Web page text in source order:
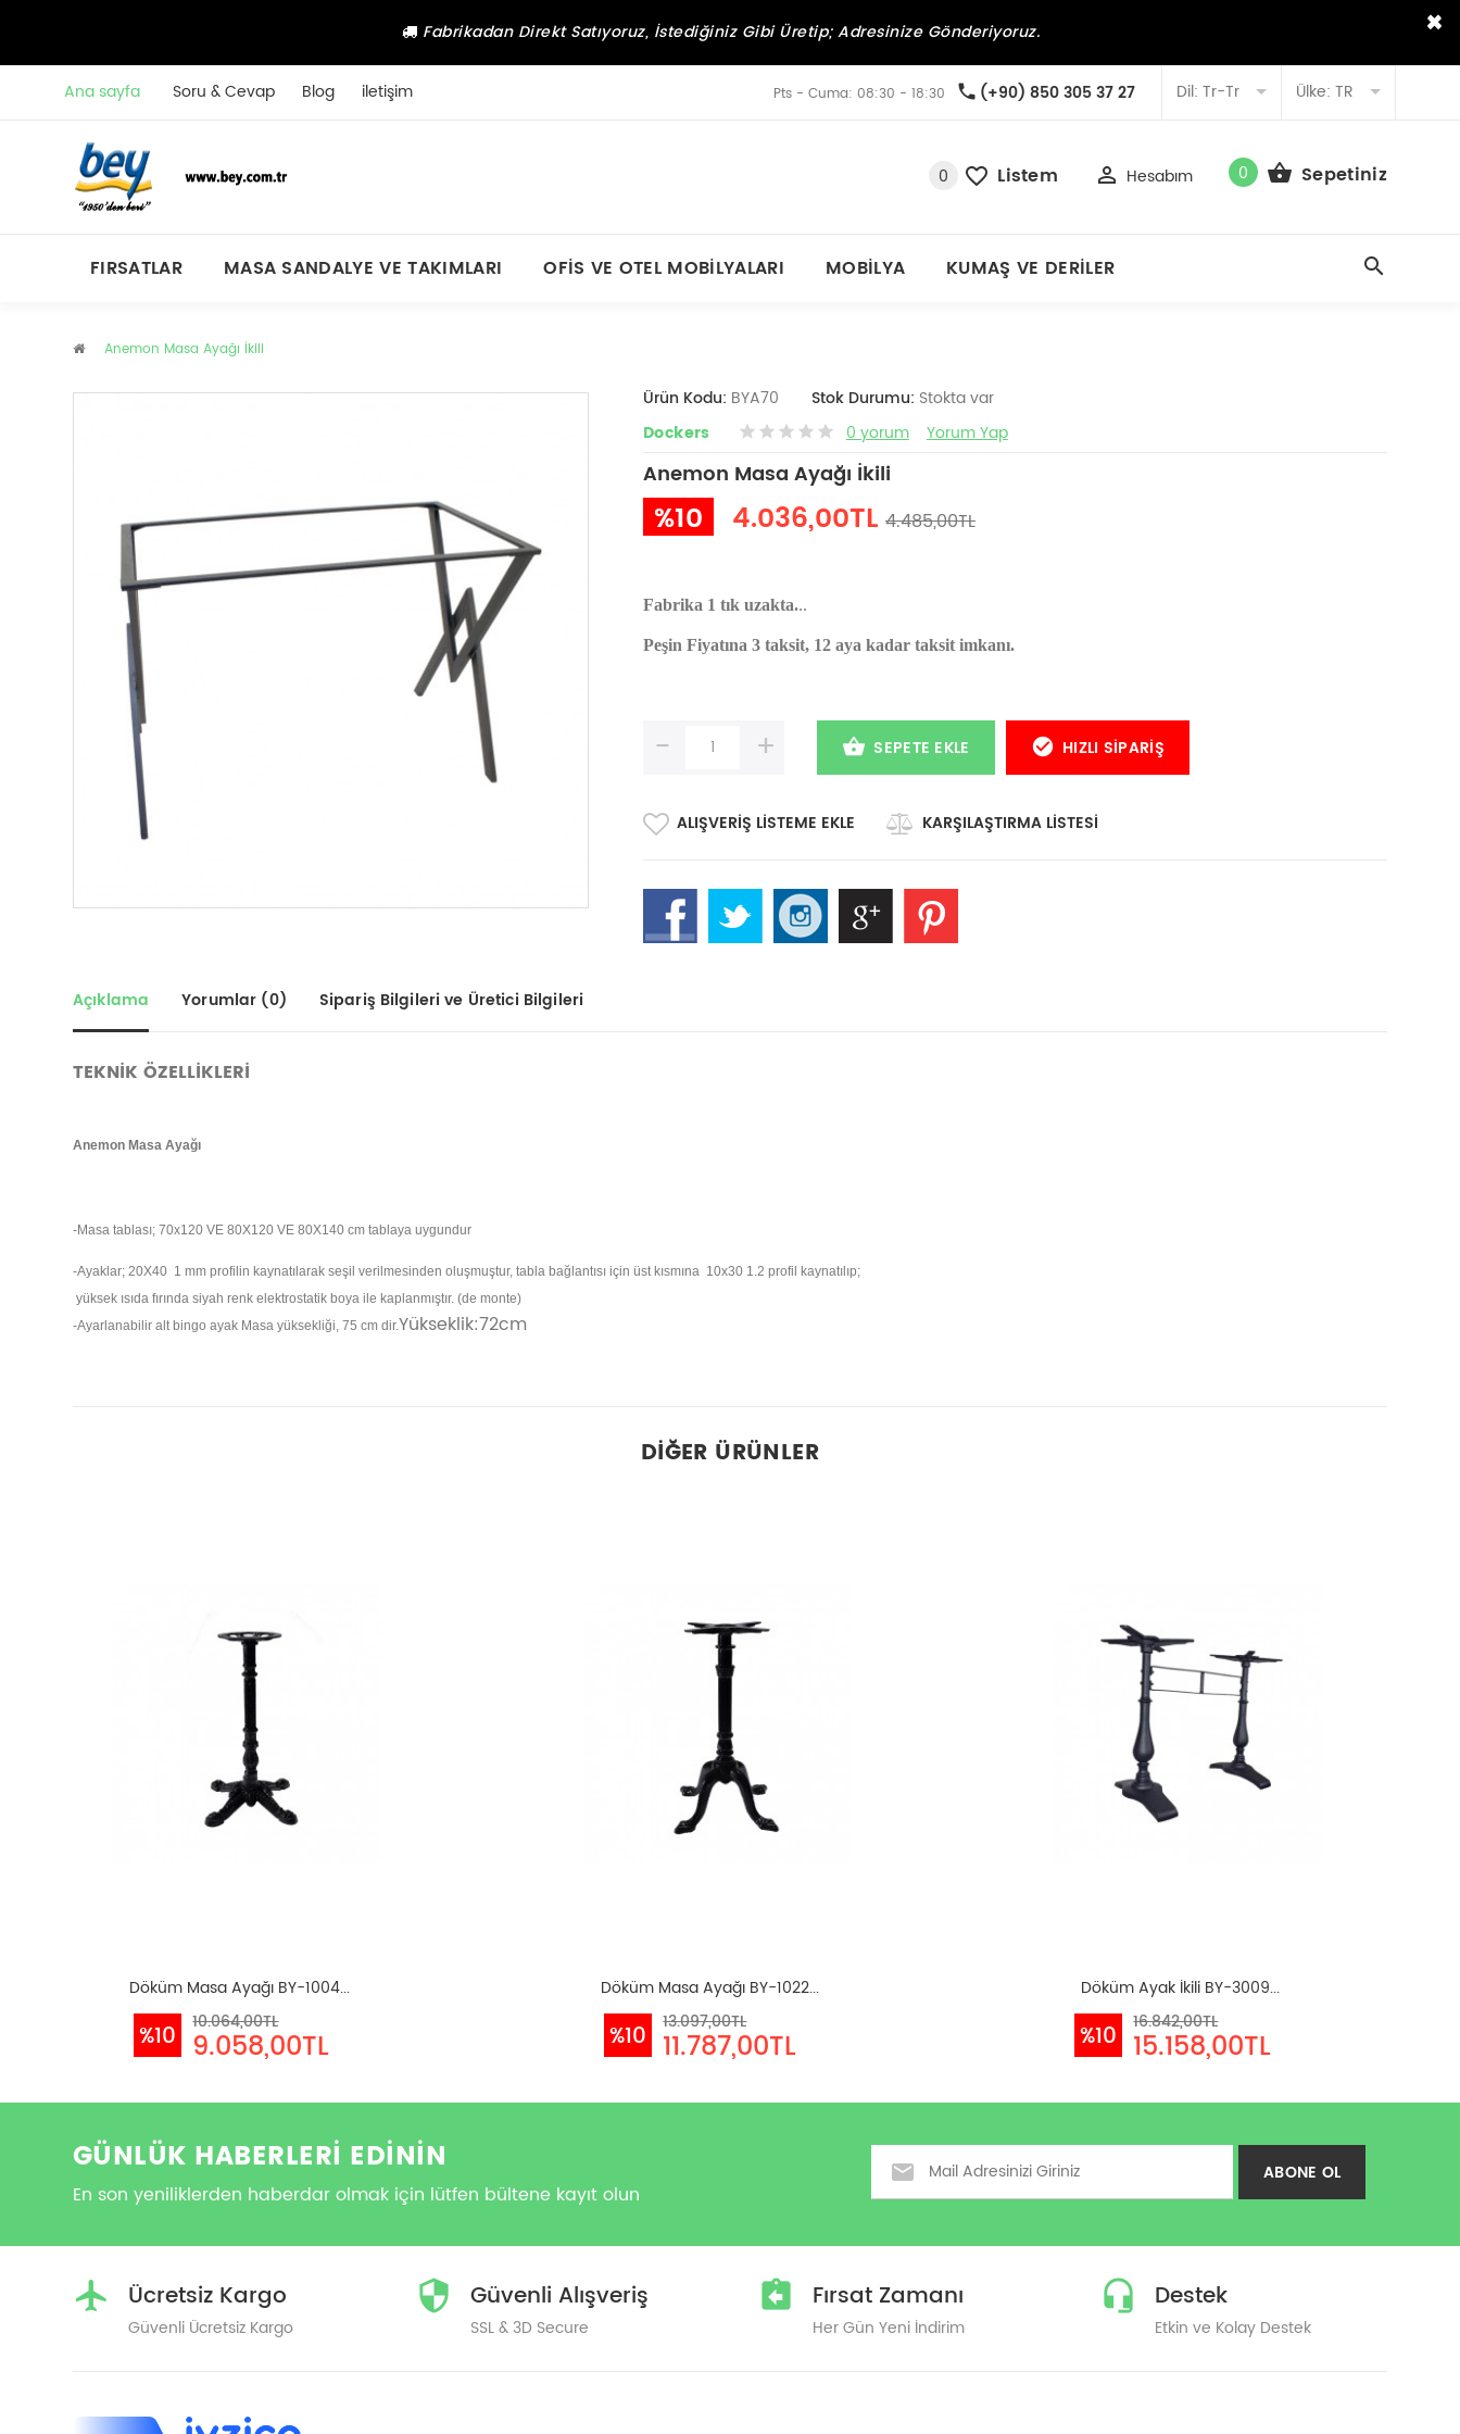
×
Fabrikadan Direkt Satıyoruz, İstediğiniz Gibi Üretip; Adresinize Gönderiyoruz.
Ana sayfa Soru & Cevap Blog iletişim (+90) 850 305 37 27
Pts - Cuma: 08:30 - 18:30 Dil: Tr-Tr Ülke: TR
0 Listem Hesabım 0 Sepetiniz
FIRSATLAR MASA SANDALYE VE TAKIMLARI OFIS VE OTEL MOBILYALARI MOBILYA KUMAŞ VE DERILER
Anemon Masa Ayağı İkili
Ürün Kodu: BYA70 Stok Durumu: Stokta var
Dockers
0 yorum Yorum Yap
Anemon Masa Ayağı İkili
%10 4.036,00TL 4.485,00TL
Fabrika 1 tık uzakta...
Peşin Fiyatına 3 taksit, 12 aya kadar taksit imkanı.
- + SEPETE EKLE HIZLI SIPARIŞ
ALIŞVERIŞ LISTEME EKLE KARŞILAŞTIRMA LISTESI
Açıklama Yorumlar (0) Sipariş Bilgileri ve Üretici Bilgileri
TEKNİK ÖZELLİKLERİ
Anemon Masa Ayağı
-Masa tablası; 70x120 VE 80X120 VE 80X140 cm tablaya uygundur
-Ayaklar; 20X40 1 mm profilin kaynatılarak seşil verilmesinden oluşmuştur, tabla bağlantısı için üst kısmına 10x30 1.2 profil kaynatılıp;
yüksek ısıda fırında siyah renk elektrostatik boya ile kaplanmıştır. (de monte)
-Ayarlanabilir alt bingo ayak Masa yüksekliği, 75 cm dir.Yükseklik:72cm
DIĞER ÜRÜNLER
Döküm Masa Ayağı BY-1004...
%10 10.064,00TL
9.058,00TL
Döküm Masa Ayağı BY-1022...
%10 13.097,00TL
11.787,00TL
Döküm Ayak İkili BY-3009...
%10 16.842,00TL
15.158,00TL
GÜNLÜK HABERLERİ EDİNİN
En son yeniliklerden haberdar olmak için lütfen bültene kayıt olun
ABONE OL
Ücretsiz Kargo
Güvenli Ücretsiz Kargo
Güvenli Alışveriş
SSL & 3D Secure
Fırsat Zamanı
Her Gün Yeni İndirim
Destek
Etkin ve Kolay Destek